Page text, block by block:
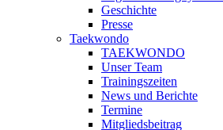
Geschichte
Presse
Taekwondo
TAEKWONDO
Unser Team
Trainingszeiten
News und Berichte
Termine
Mitgliedsbeitrag